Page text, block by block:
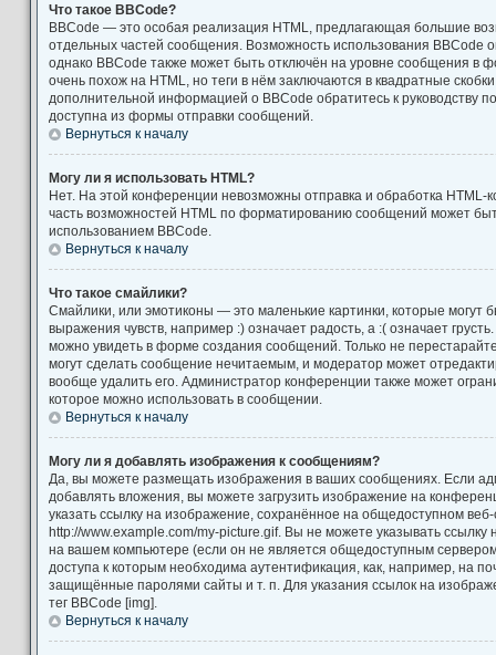
Что такое BBCode?
BBCode — это особая реализация HTML, предлагающая большие
отдельных частей сообщения. Возможность использования BBCode
однако BBCode также может быть отключён на уровне сообщения в
очень похож на HTML, но теги в нём заключаются в квадратные
дополнительной информацией о BBCode обратитесь к руководству
доступна из формы отправки сообщений.
Вернуться к началу
Могу ли я использовать HTML?
Нет. На этой конференции невозможны отправка и обработка
часть возможностей HTML по форматированию сообщений может
использованием BBCode.
Вернуться к началу
Что такое смайлики?
Смайлики, или эмотиконы — это маленькие картинки, которые могут
выражения чувств, например :) означает радость, а :( означает
можно увидеть в форме создания сообщений. Только не
могут сделать сообщение нечитаемым, и модератор может
вообще удалить его. Администратор конференции также может
которое можно использовать в сообщении.
Вернуться к началу
Могу ли я добавлять изображения к сообщениям?
Да, вы можете размещать изображения в ваших сообщениях. Если
добавлять вложения, вы можете загрузить изображение на
указать ссылку на изображение, сохранённое на общедоступном
http://www.example.com/my-picture.gif. Вы не можете указывать
на вашем компьютере (если он не является общедоступным
доступа к которым необходима аутентификация, как, например, на
защищённые паролями сайты и т. п. Для указания ссылок на
тег BBCode [img].
Вернуться к началу